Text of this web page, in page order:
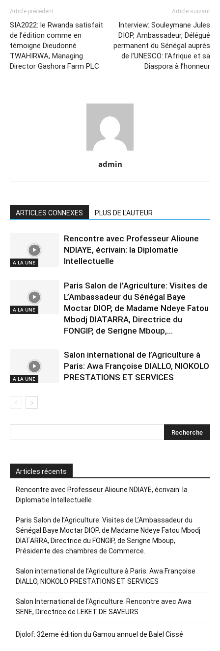
Article précédent
SIA2022: le Rwanda satisfait
de l’édition comme en
témoigne Dieudonné
TWAHIRWA, Managing
Director Gashora Farm PLC
Article suivant
Interview: Souleymane Jules
DIOP, Ambassadeur, Délégué
permanent du Sénégal auprès
de l’UNESCO: l’Afrique et sa
Diaspora à l’honneur
admin
ARTICLES CONNEXES PLUS DE L'AUTEUR
A LA UNE
Rencontre avec Professeur Alioune
NDIAYE, écrivain: la Diplomatie
Intellectuelle
A LA UNE
Paris Salon de l’Agriculture: Visites de
L’Ambassadeur du Sénégal Baye
Moctar DIOP, de Madame Ndeye Fatou
Mbodj DIATARRA, Directrice du
FONGIP, de Serigne Mboup,...
A LA UNE
Salon international de l’Agriculture à
Paris: Awa Françoise DIALLO, NIOKOLO
PRESTATIONS ET SERVICES
Articles récents
Rencontre avec Professeur Alioune NDIAYE, écrivain: la
Diplomatie Intellectuelle
Paris Salon de l’Agriculture: Visites de L’Ambassadeur du
Sénégal Baye Moctar DIOP, de Madame Ndeye Fatou Mbodj
DIATARRA, Directrice du FONGIP, de Serigne Mboup,
Présidente des chambres de Commerce.
Salon international de l’Agriculture à Paris: Awa Françoise
DIALLO, NIOKOLO PRESTATIONS ET SERVICES
Salon International de l’Agriculture: Rencontre avec Awa
SENE, Directrice de LEKET DE SAVEURS
Djolof: 32eme édition du Gamou annuel de Balel Cissé